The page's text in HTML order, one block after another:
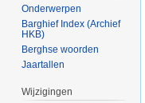
Onderwerpen
Barghief Index (Archief
HKB)
Berghse woorden
Jaartallen
Wijzigingen